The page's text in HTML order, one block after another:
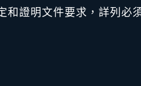
和證明文件要求，詳列必